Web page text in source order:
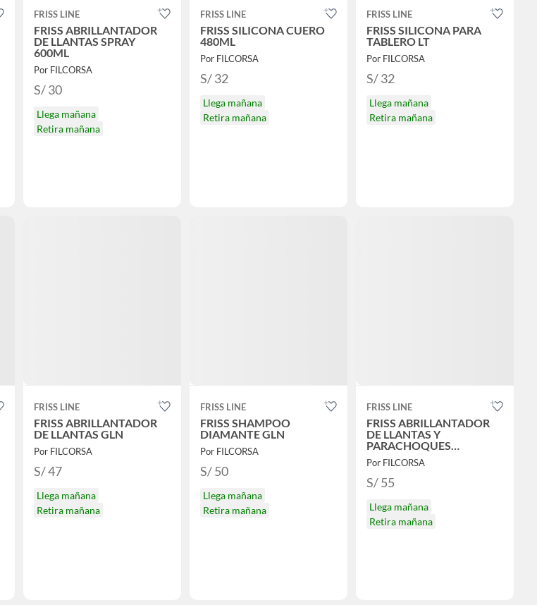
FRISS LINE
FRISS ABRILLANTADOR
DE LLANTAS SPRAY
600ML
Por FILCORSA
S/ 30
Llega mañana
Retira mañana
FRISS LINE
FRISS SILICONA CUERO
480ML
Por FILCORSA
S/ 32
Llega mañana
Retira mañana
FRISS LINE
FRISS SILICONA PARA
TABLERO LT
Por FILCORSA
S/ 32
Llega mañana
Retira mañana
FRISS LINE
FRISS ABRILLANTADOR
DE LLANTAS GLN
Por FILCORSA
S/ 47
Llega mañana
Retira mañana
FRISS LINE
FRISS SHAMPOO
DIAMANTE GLN
Por FILCORSA
S/ 50
Llega mañana
Retira mañana
FRISS LINE
FRISS ABRILLANTADOR
DE LLANTAS Y
PARACHOQUES
PREMIUM GLN
Por FILCORSA
S/ 55
Llega mañana
Retira mañana